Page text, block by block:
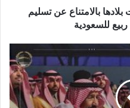
بالامتناع عن تسليم
للسعودية